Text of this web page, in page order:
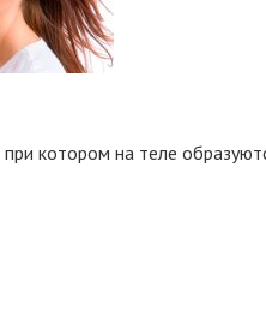
котором на теле